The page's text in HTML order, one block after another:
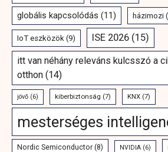
globális kapcsolódás (11) házimozi
IoT eszközök (9) ISE 2026 (15)
itt van néhány releváns kulcsszó a
otthon (14)
jövő (6) kiberbiztonság (7) KNX (7)
mesterséges
Nordic Semiconductor (8) NVIDIA (6)